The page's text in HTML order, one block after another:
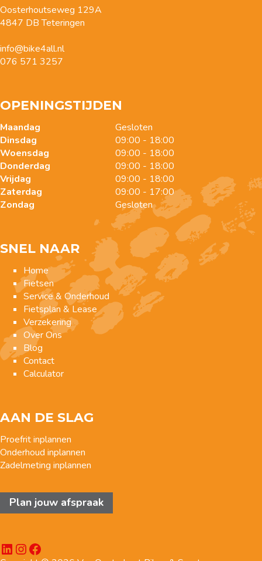
Oosterhoutseweg 129A
4847 DB Teteringen
info@bike4all.nl
076 571 3257
OPENINGSTIJDEN
Maandag
Dinsdag
Woensdag
Donderdag
Vrijdag
Zaterdag
Zondag
Gesloten
09:00 - 18:00
09:00 - 18:00
09:00 - 18:00
09:00 - 18:00
09:00 - 17:00
Gesloten
SNEL NAAR
Home
Fietsen
Service & Onderhoud
Fietsplan & Lease
Verzekering
Over Ons
Blog
Contact
Calculator
AAN DE SLAG
Proefrit inplannen
Onderhoud inplannen
Zadelmeting inplannen
Plan jouw afspraak
LinkedIn
Instagram
Facebook